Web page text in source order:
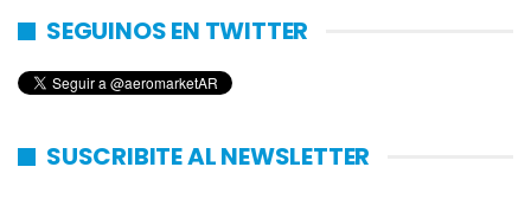
SEGUINOS EN TWITTER
SUSCRIBITE AL NEWSLETTER